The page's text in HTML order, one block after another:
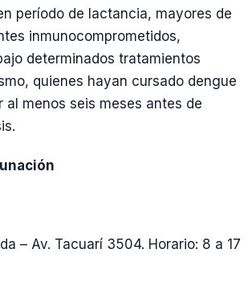
período de lactancia, mayores de
inmunocomprometidos,
determinados tratamientos
quienes hayan cursado dengue
al menos seis meses antes de
– Av. Tacuarí 3504. Horario: 8 a 17